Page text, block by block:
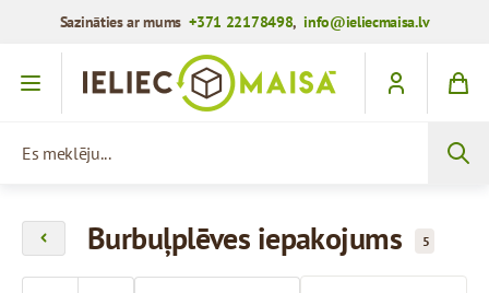
Sazināties ar mums+371 22178498,info@ieliecmaisa.lv
Iet uz saturu
Burbuļplēves iepakojums 5